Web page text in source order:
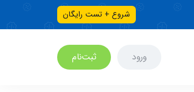
شروع + تست رایگان
ورود ثبت‌نام